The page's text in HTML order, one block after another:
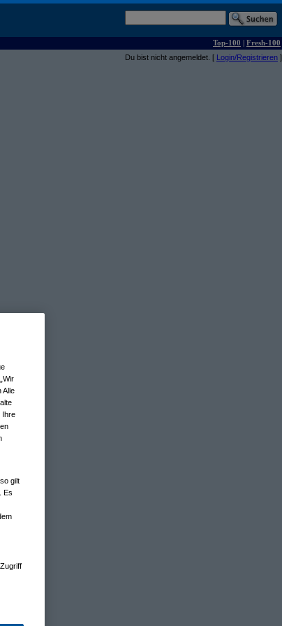
Top-100 | Fresh-100
Du bist nicht angemeldet. [ Login/Registrieren ]
Alle
Ihre
gilt
Es